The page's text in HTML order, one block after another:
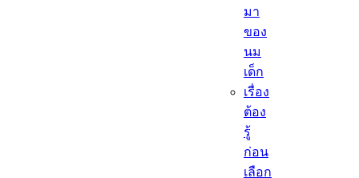
มา
ของ
นม
เด็ก
เรื่อง
ต้อง
รู้
ก่อน
เลือก